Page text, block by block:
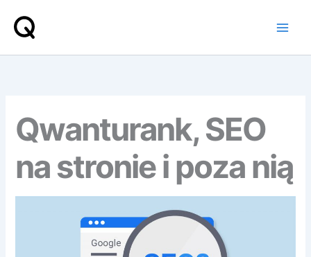
treści
Qwanturank, SEO
na stronie i poza nią